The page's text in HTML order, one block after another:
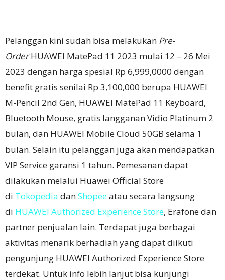
Pelanggan kini sudah bisa melakukan Pre-
OrderHUAWEI MatePad 11 2023 mulai 12 – 26 Mei
2023 dengan harga spesial Rp 6,999,0000 dengan
benefit gratis senilai Rp 3,100,000 berupa HUAWEI
M-Pencil 2nd Gen, HUAWEI MatePad 11 Keyboard,
Bluetooth Mouse, gratis langganan Vidio Platinum 2
bulan, dan HUAWEI Mobile Cloud 50GB selama 1
bulan. Selain itu pelanggan juga akan mendapatkan
VIP Service garansi 1 tahun. Pemesanan dapat
dilakukan melalui Huawei Official Store
di Tokopedia danShopeeatau secara langsung
di HUAWEI Authorized Experience Store, Erafone dan
partner penjualan lain. Terdapat juga berbagai
aktivitas menarik berhadiah yang dapat diikuti
pengunjung HUAWEI Authorized Experience Store
terdekat. Untuk info lebih lanjut bisa kunjungi